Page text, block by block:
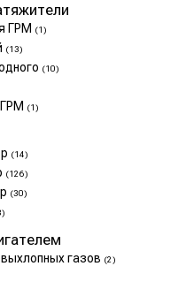
ГРМ (1)
(13)
(10)
(1)
(14)
(126)
(30)
газов (2)